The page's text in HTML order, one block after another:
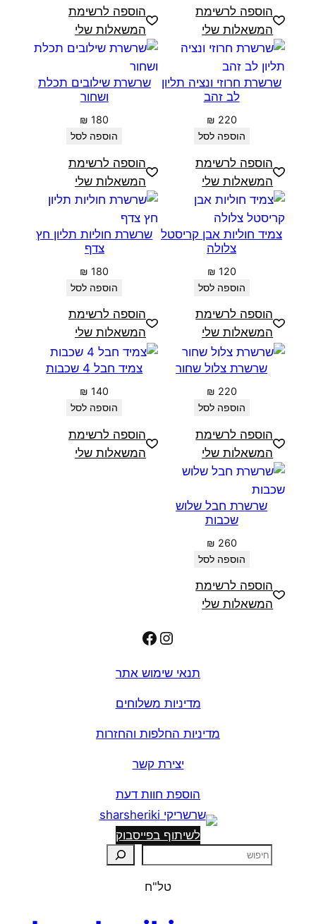
הוספה לרשימת
המשאלות שלי
הוספה לרשימת
המשאלות שלי
שרשרת חרוזי ונציה תליון
לב זהב
₪ 220
הוספה לסל
הוספה לרשימת
המשאלות שלי
שרשרת שילובים תכלת
ושחור
₪ 180
הוספה לסל
הוספה לרשימת
המשאלות שלי
צמיד חוליות אבן קריסטל
צלולה
₪ 120
הוספה לסל
הוספה לרשימת
המשאלות שלי
שרשרת חוליות תליון חץ
צדף
₪ 180
הוספה לסל
הוספה לרשימת
המשאלות שלי
שרשרת צלול שחור
₪ 220
הוספה לסל
הוספה לרשימת
המשאלות שלי
צמיד חבל 4 שכבות
₪ 140
הוספה לסל
הוספה לרשימת
המשאלות שלי
שרשרת חבל שלוש
שכבות
₪ 260
הוספה לסל
הוספה לרשימת
המשאלות שלי
Instagram
Facebook
תנאי שימוש אתר
מדיניות משלוחים
מדיניות החלפות והחזרות
יצירת קשר
הוספת חוות דעת
לשיתוף בפייסבוק
טל"ח